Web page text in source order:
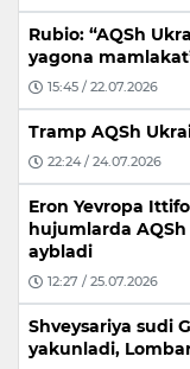
Rubio: “AQSh
yagona
15:45 / 22.07.2026
Tramp AQSh
22:24 / 24.07.2026
Eron Yevropa
hujumlarda
aybladi
12:27 / 25.07.2026
Shveysariya sudi
yakunladi,